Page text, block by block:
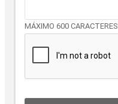
MÁXIMO 600 CARACTERES.